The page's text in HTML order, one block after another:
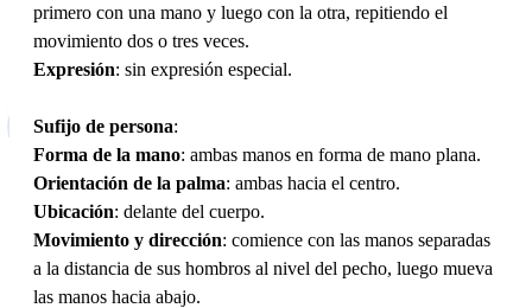
primero con una mano y luego con la otra, repitiendo el
movimiento dos o tres veces.
Expresión: sin expresión especial.
Sufijo de persona:
Forma de la mano: ambas manos en forma de mano plana.
Orientación de la palma: ambas hacia el centro.
Ubicación: delante del cuerpo.
Movimiento y dirección: comience con las manos separadas
a la distancia de sus hombros al nivel del pecho, luego mueva
las manos hacia abajo.